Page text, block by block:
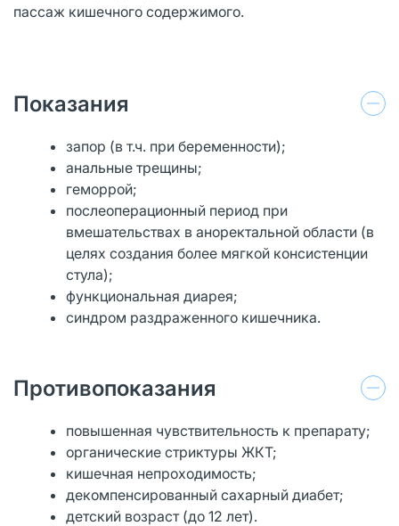
пассаж кишечного содержимого.
Показания
запор (в т.ч. при беременности);
анальные трещины;
геморрой;
послеоперационный период при
вмешательствах в аноректальной области (в
целях создания более мягкой консистенции
стула);
функциональная диарея;
синдром раздраженного кишечника.
Противопоказания
повышенная чувствительность к препарату;
органические стриктуры ЖКТ;
кишечная непроходимость;
декомпенсированный сахарный диабет;
детский возраст (до 12 лет).